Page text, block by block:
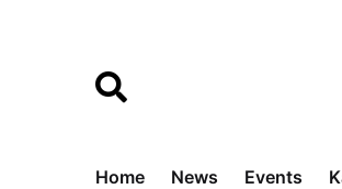
Home News Events